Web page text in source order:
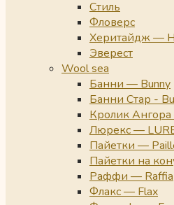
Стиль
Фловерс
Херитайдж —
Эверест
Wool sea
Банни — Bunny
Банни Стар -
Кролик
Люрекс —
Пайетки —
Пайетки на
Раффи — Raffia
Флакс — Flax